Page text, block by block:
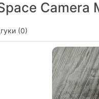
Camera
(0)